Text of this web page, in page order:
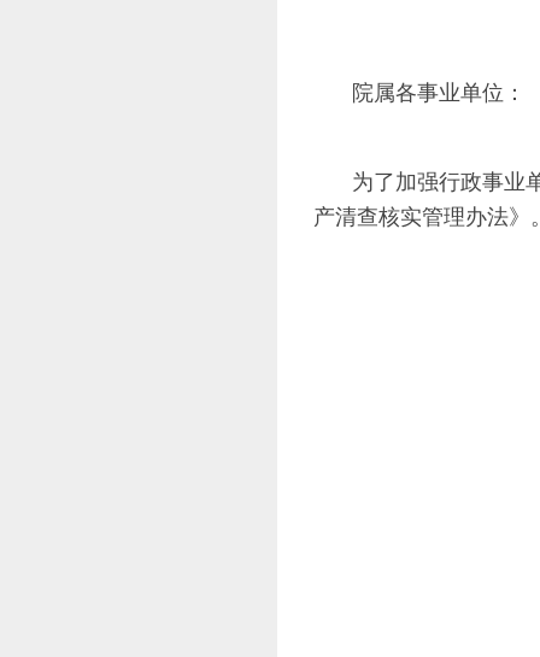
院属各事业单位：
为了加强行政事业
产清查核实管理办法